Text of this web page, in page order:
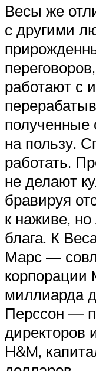
Весы же
с другими
работают с
полученные
на пользу.
работать.
не делают
бравируя
к наживе,
блага. К
Марс —
корпорации
миллиарда
Перссон —
директоров
H&M,